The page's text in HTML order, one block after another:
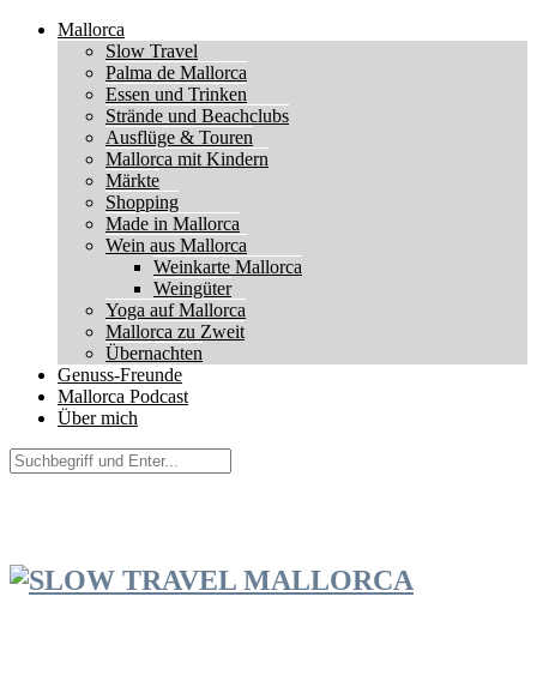
Mallorca
Slow Travel
Palma de Mallorca
Essen und Trinken
Strände und Beachclubs
Ausflüge & Touren
Mallorca mit Kindern
Märkte
Shopping
Made in Mallorca
Wein aus Mallorca
Weinkarte Mallorca
Weingüter
Yoga auf Mallorca
Mallorca zu Zweit
Übernachten
Genuss-Freunde
Mallorca Podcast
Über mich